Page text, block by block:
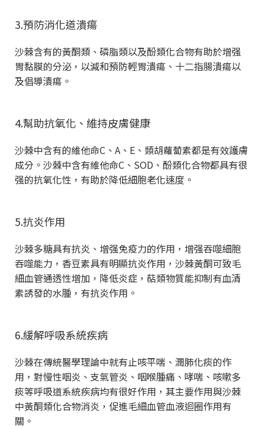
3.預防消化道潰瘍
沙棘含有的黃酮類、磷脂類以及酚類化合物有助於增强
胃黏膜的分泌，以減和預防輕胃潰瘍、十二指腸潰瘍以
及倡導潰瘍。
4.幫助抗氧化、維持皮膚健康
沙棘中含有的維他命C、A、E、類胡蘿蔔素都是有效護膚
成分。沙棘中含有維他命C、SOD、酚類化合物都具有很
强的抗氧化性，有助於降低細胞老化速度。
5.抗炎作用
沙棘多糖具有抗炎、增强免疫力的作用，增强吞噬細胞
吞噬能力，香豆素具有明顯抗炎作用，沙棘黃酮可致毛
細血管通透性增加，降低炎症，萜類物質能抑制有血清
素誘發的水腫，有抗炎作用。
6.緩解呼吸系統疾病
沙棘在傳統醫學理論中就有止咳平喘、潤肺化痰的作
用，對慢性咽炎、支氣管炎、咽喉腫痛、哮喘、咳嗽多
痰等呼吸道系統疾病均有很好作用，其主要作用與沙棘
中黃酮類化合物消炎，促進毛細血管血液迴圈作用有
關。